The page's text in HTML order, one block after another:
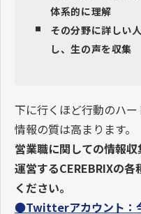
体系的に理解
その分野に詳しい
し、生の声を収集
下に行くほど行動のハ
情報の質は高まります。
営業職に関しての情報
運営するCEREBRIXの
ください。
●Twitterアカウント：